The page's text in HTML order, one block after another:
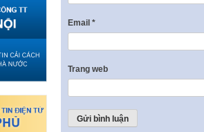
Email *
Trang web